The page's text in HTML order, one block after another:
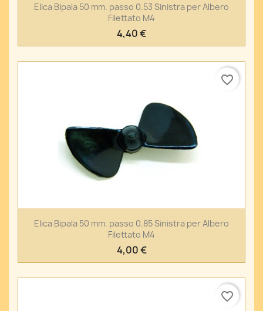
Elica Bipala 50 mm. passo 0.53 Sinistra per Albero
Filettato M4
4,40 €
Elica Bipala 50 mm. passo 0.85 Sinistra per Albero
Filettato M4
4,00 €
favorite_border
favorite_border